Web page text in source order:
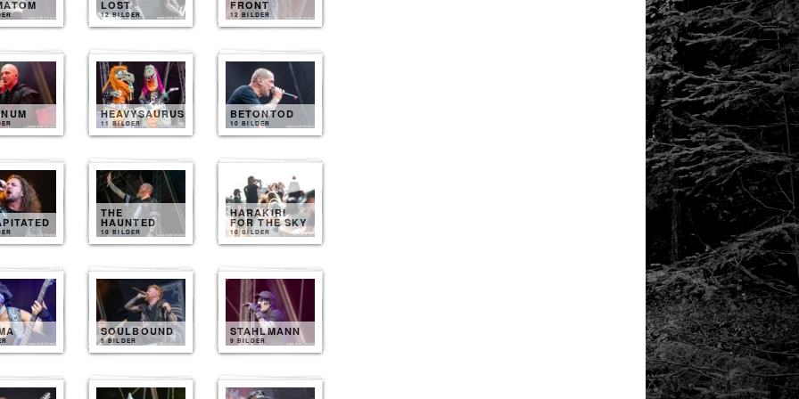
LOST
12 BILDER
FRONT
12 BILDER
HEAVYSAURUS
11 BILDER
BETONTOD
10 BILDER
THE
HAUNTED
10 BILDER
HARAKIRI
FOR THE SKY
10 BILDER
SOULBOUND
9 BILDER
STAHLMANN
9 BILDER